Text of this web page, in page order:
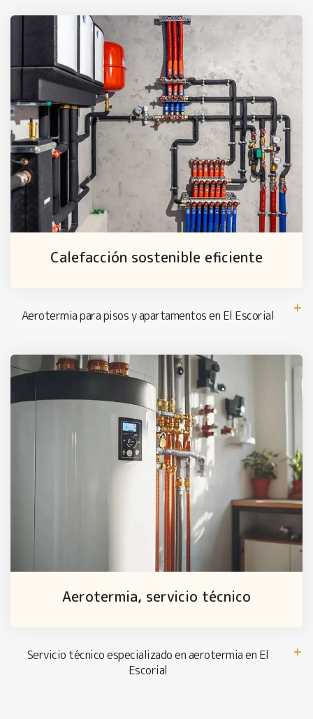
Calefacción sostenible eficiente
Aerotermia para pisos y apartamentos en El Escorial
Aerotermia, servicio técnico
Servicio técnico especializado en aerotermia en El
Escorial